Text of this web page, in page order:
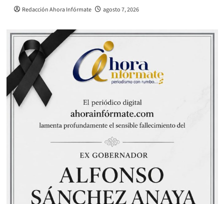
Redacción Ahora Infórmate agosto 7, 2026